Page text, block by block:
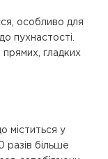
, особливо для
пухнастості.
прямих, гладких
міститься у
разів більше